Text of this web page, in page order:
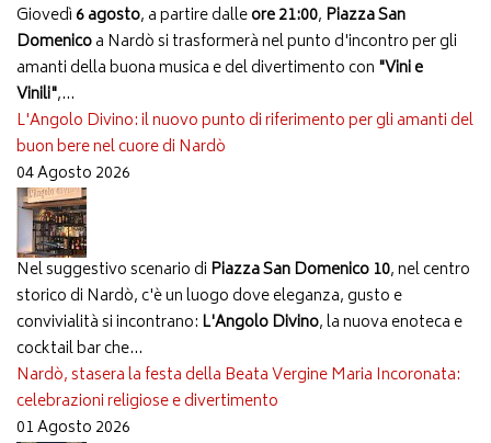
Giovedì 6 agosto, a partire dalleore 21:00, Piazza San
Domenicoa Nardò si trasformerà nel punto d'incontro per gli
amanti della buona musica e del divertimento con "Vini e
Vinili",...
L'Angolo Divino: il nuovo punto di riferimento per gli amanti del
buon bere nel cuore di Nardò
04 Agosto 2026
Nel suggestivo scenario di Piazza San Domenico 10, nel centro
storico di Nardò, c'è un luogo dove eleganza, gusto e
convivialità si incontrano: L'Angolo Divino, la nuova enoteca e
cocktail bar che...
Nardò, stasera la festa della Beata Vergine Maria Incoronata:
celebrazioni religiose e divertimento
01 Agosto 2026